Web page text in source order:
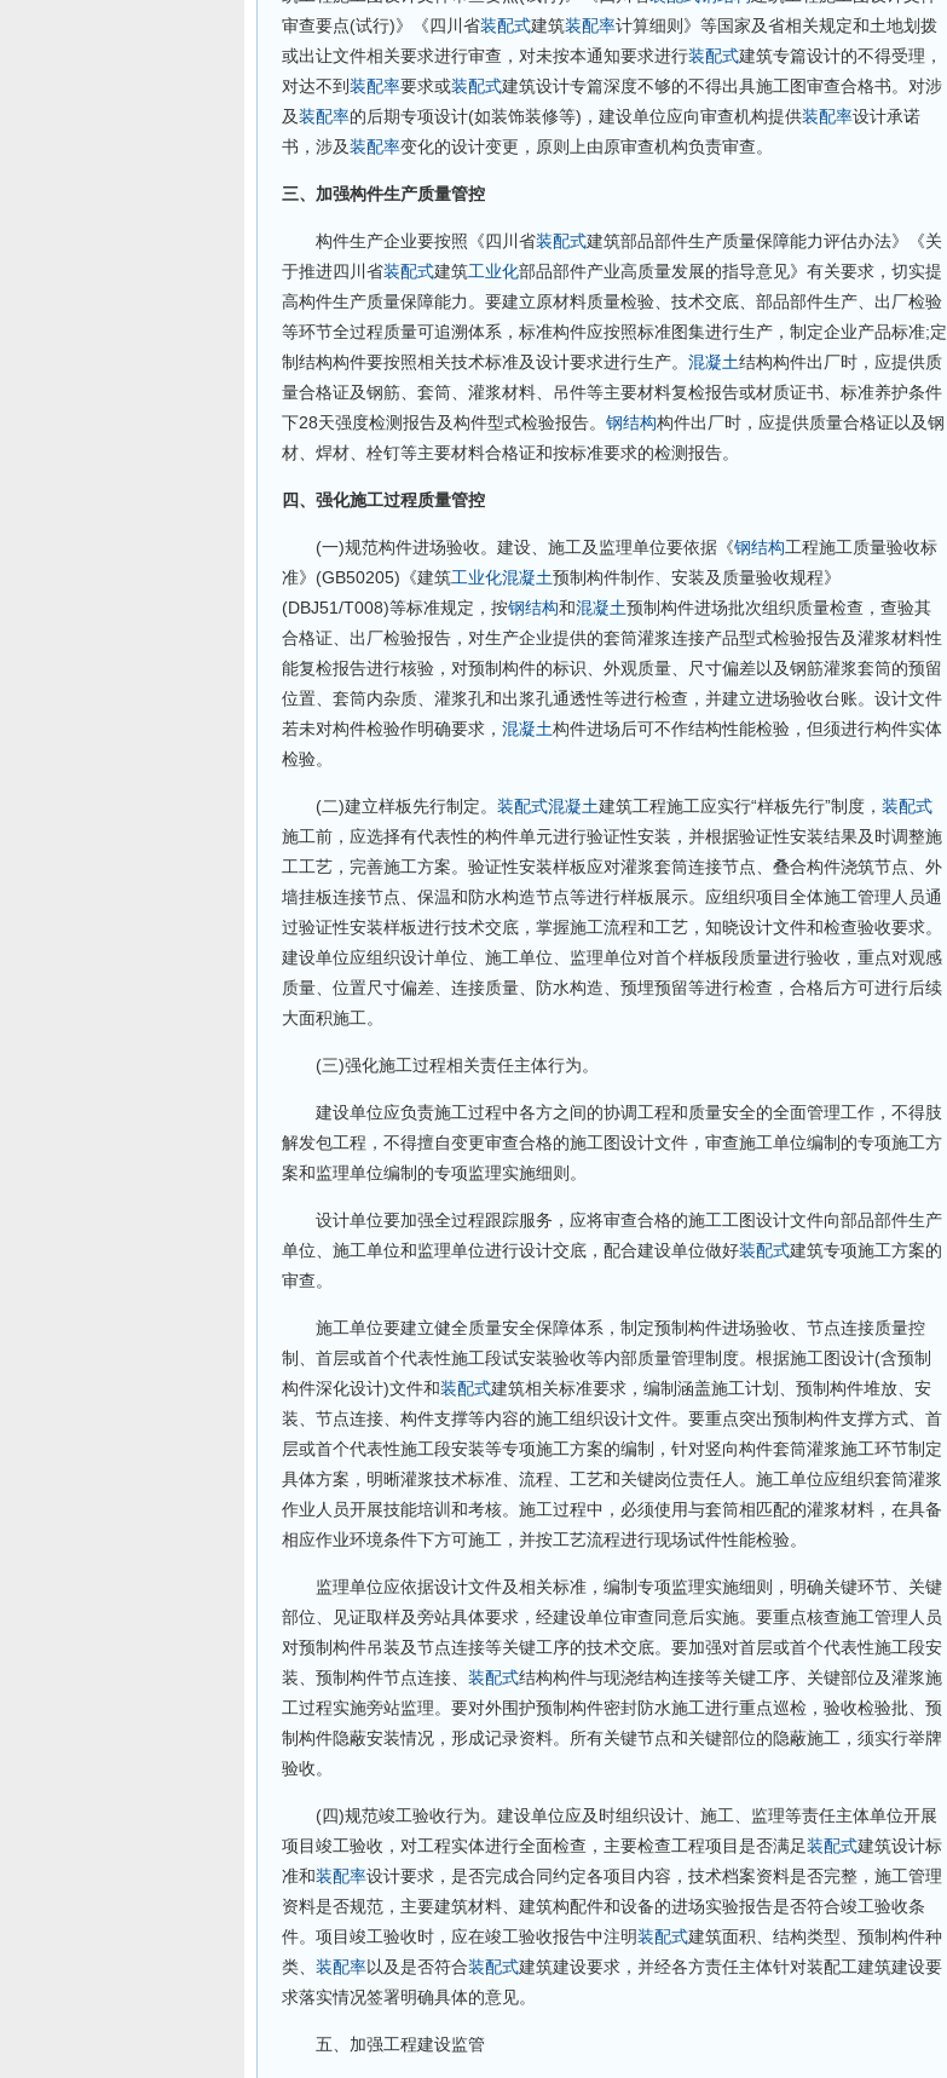
审查要点(试行)》《四川省装配式建筑装配率计算细则》等国家及省相关规定和土地划拨
或出让文件相关要求进行审查，对未按本通知要求进行装配式建筑专篇设计的不得受理，
对达不到装配率要求或装配式建筑设计专篇深度不够的不得出具施工图审查合格书。对涉
及装配率的后期专项设计(如装饰装修等)，建设单位应向审查机构提供装配率设计承诺
书，涉及装配率变化的设计变更，原则上由原审查机构负责审查。
三、加强构件生产质量管控
构件生产企业要按照《四川省装配式建筑部品部件生产质量保障能力评估办法》《关
于推进四川省装配式建筑工业化部品部件产业高质量发展的指导意见》有关要求，切实提
高构件生产质量保障能力。要建立原材料质量检验、技术交底、部品部件生产、出厂检验
等环节全过程质量可追溯体系，标准构件应按照标准图集进行生产，制定企业产品标准;定
制结构构件要按照相关技术标准及设计要求进行生产。 混凝土结构构件出厂时，应提供质
量合格证及钢筋、套筒、灌浆材料、吊件等主要材料复检报告或材质证书、标准养护条件
下28天强度检测报告及构件型式检验报告。 钢结构构件出厂时，应提供质量合格证以及钢
材、焊材、栓钉等主要材料合格证和按标准要求的检测报告。
四、强化施工过程质量管控
(一)规范构件进场验收。建设、施工及监理单位要依据《钢结构工程施工质量验收标
准》(GB50205)《建筑工业化混凝土预制构件制作、安装及质量验收规程》
(DBJ51/T008)等标准规定，按钢结构和混凝土预制构件进场批次组织质量检查，查验其
合格证、出厂检验报告，对生产企业提供的套筒灌浆连接产品型式检验报告及灌浆材料性
能复检报告进行核验，对预制构件的标识、外观质量、尺寸偏差以及钢筋灌浆套筒的预留
位置、套筒内杂质、灌浆孔和出浆孔通透性等进行检查，并建立进场验收台账。设计文件
若未对构件检验作明确要求， 混凝土构件进场后可不作结构性能检验，但须进行构件实体
检验。
(二)建立样板先行制定。 装配式混凝土建筑工程施工应实行“样板先行”制度， 装配式
施工前，应选择有代表性的构件单元进行验证性安装，并根据验证性安装结果及时调整施
工工艺，完善施工方案。验证性安装样板应对灌浆套筒连接节点、叠合构件浇筑节点、外
墙挂板连接节点、保温和防水构造节点等进行样板展示。应组织项目全体施工管理人员通
过验证性安装样板进行技术交底，掌握施工流程和工艺，知晓设计文件和检查验收要求。
建设单位应组织设计单位、施工单位、监理单位对首个样板段质量进行验收，重点对观感
质量、位置尺寸偏差、连接质量、防水构造、预埋预留等进行检查，合格后方可进行后续
大面积施工。
(三)强化施工过程相关责任主体行为。
建设单位应负责施工过程中各方之间的协调工程和质量安全的全面管理工作，不得肢
解发包工程，不得擅自变更审查合格的施工图设计文件，审查施工单位编制的专项施工方
案和监理单位编制的专项监理实施细则。
设计单位要加强全过程跟踪服务，应将审查合格的施工工图设计文件向部品部件生产
单位、施工单位和监理单位进行设计交底，配合建设单位做好装配式建筑专项施工方案的
审查。
施工单位要建立健全质量安全保障体系，制定预制构件进场验收、节点连接质量控
制、首层或首个代表性施工段试安装验收等内部质量管理制度。根据施工图设计(含预制
构件深化设计)文件和装配式建筑相关标准要求，编制涵盖施工计划、预制构件堆放、安
装、节点连接、构件支撑等内容的施工组织设计文件。要重点突出预制构件支撑方式、首
层或首个代表性施工段安装等专项施工方案的编制，针对竖向构件套筒灌浆施工环节制定
具体方案，明晰灌浆技术标准、流程、工艺和关键岗位责任人。施工单位应组织套筒灌浆
作业人员开展技能培训和考核。施工过程中，必须使用与套筒相匹配的灌浆材料，在具备
相应作业环境条件下方可施工，并按工艺流程进行现场试件性能检验。
监理单位应依据设计文件及相关标准，编制专项监理实施细则，明确关键环节、关键
部位、见证取样及旁站具体要求，经建设单位审查同意后实施。要重点核查施工管理人员
对预制构件吊装及节点连接等关键工序的技术交底。要加强对首层或首个代表性施工段安
装、预制构件节点连接、 装配式结构构件与现浇结构连接等关键工序、关键部位及灌浆施
工过程实施旁站监理。要对外围护预制构件密封防水施工进行重点巡检，验收检验批、预
制构件隐蔽安装情况，形成记录资料。所有关键节点和关键部位的隐蔽施工，须实行举牌
验收。
(四)规范竣工验收行为。建设单位应及时组织设计、施工、监理等责任主体单位开展
项目竣工验收，对工程实体进行全面检查，主要检查工程项目是否满足装配式建筑设计标
准和装配率设计要求，是否完成合同约定各项目内容，技术档案资料是否完整，施工管理
资料是否规范，主要建筑材料、建筑构配件和设备的进场实验报告是否符合竣工验收条
件。项目竣工验收时，应在竣工验收报告中注明装配式建筑面积、结构类型、预制构件种
类、 装配率以及是否符合装配式建筑建设要求，并经各方责任主体针对装配工建筑建设要
求落实情况签署明确具体的意见。
五、加强工程建设监管